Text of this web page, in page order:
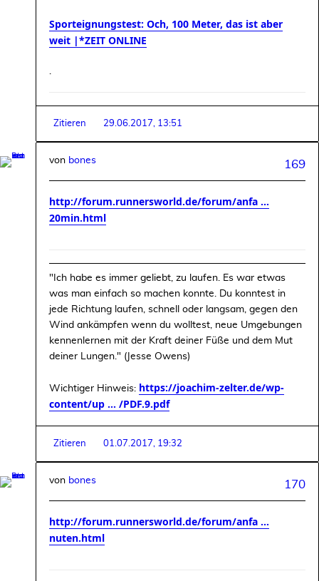
Sporteignungstest: Och, 100 Meter, das ist aber
weit |*ZEIT ONLINE
.
Zitieren 29.06.2017, 13:51
169
von bones
http://forum.runnersworld.de/forum/anfa ...
20min.html
"Ich habe es immer geliebt, zu laufen. Es war etwas
was man einfach so machen konnte. Du konntest in
jede Richtung laufen, schnell oder langsam, gegen den
Wind ankämpfen wenn du wolltest, neue Umgebungen
kennenlernen mit der Kraft deiner Füße und dem Mut
deiner Lungen." (Jesse Owens)
Wichtiger Hinweis: https://joachim-zelter.de/wp-
content/up ... /PDF.9.pdf
Zitieren 01.07.2017, 19:32
170
von bones
http://forum.runnersworld.de/forum/anfa ...
nuten.html